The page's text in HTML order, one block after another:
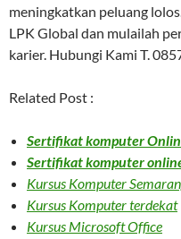
meningkatkan peluang
LPK Global dan mulailah
karier. Hubungi Kami T.
Related Post :
Sertifikat komputer
Sertifikat komputer
Kursus Komputer
Kursus Komputer terdekat
Kursus Microsoft Office